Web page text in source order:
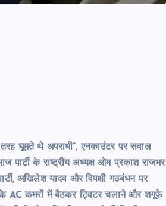
घूमते थे अपराधी”, एनकाउंटर पर सवाल
पार्टी के राष्ट्रीय अध्यक्ष ओम प्रकाश राजभर
अखिलेश यादव और विपक्षी गठबंधन पर
AC कमरों में बैठकर ट्विटर चलाने और शगूफे